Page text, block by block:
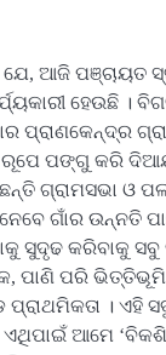
ଆଜି ପଞ୍ଚାୟତ
ହେଉଛି ।
ପ୍ରାଣକେନ୍ଦ୍ର
ପଙ୍ଗୁ କରି
ଗ୍ରାମସଭା ଓ
ଗାଁର ଉନ୍ନତି
ସୁଦୃଢ କରିବାକୁ
ପାଣି ପରି
। ଏହି
ଆମେ